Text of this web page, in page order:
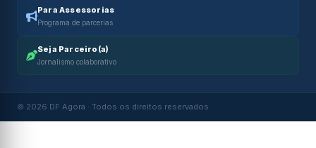
Para Assessorias
Programa de parcerias
Seja Parceiro(a)
Jornalismo colaborativo
© 2026 DF Agora · Todos os direitos reservados